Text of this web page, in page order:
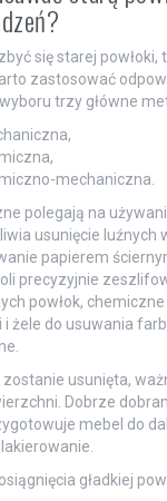
się starej powłoki,
zastosować
trzy główne
mechaniczna.
polegają na
usunięcie luźnych
papierem
precyzyjnie
powłok,
żele do usuwania
usunięta,
Dobrze
mebel do
gładkiej